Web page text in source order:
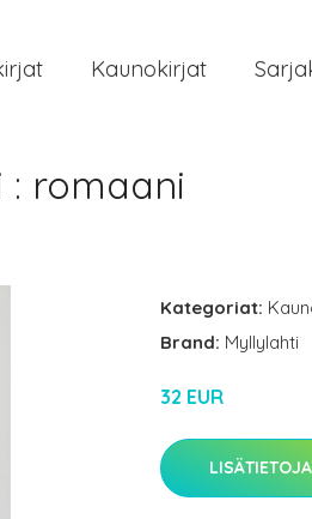
Kaunokirjat
romaani
Kategoriat:
Brand: Myllylahti
32 EUR
LISÄTIETOJA